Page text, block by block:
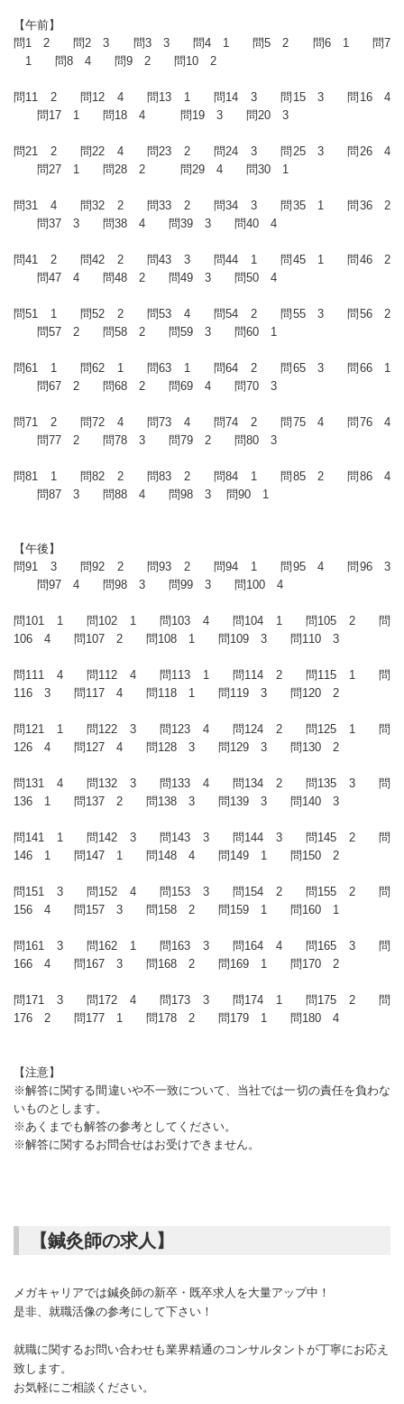
【午前】
問1 2 問2 3 問3 3 問4 1 問5 2 問6 1 問7
1 問8 4 問9 2 問10 2
問11 2 問12 4 問13 1 問14 3 問15 3 問16 4
問17 1 問18 4 問19 3 問20 3
問21 2 問22 4 問23 2 問24 3 問25 3 問26 4
問27 1 問28 2 問29 4 問30 1
問31 4 問32 2 問33 2 問34 3 問35 1 問36 2
問37 3 問38 4 問39 3 問40 4
問41 2 問42 2 問43 3 問44 1 問45 1 問46 2
問47 4 問48 2 問49 3 問50 4
問51 1 問52 2 問53 4 問54 2 問55 3 問56 2
問57 2 問58 2 問59 3 問60 1
問61 1 問62 1 問63 1 問64 2 問65 3 問66 1
問67 2 問68 2 問69 4 問70 3
問71 2 問72 4 問73 4 問74 2 問75 4 問76 4
問77 2 問78 3 問79 2 問80 3
問81 1 問82 2 問83 2 問84 1 問85 2 問86 4
問87 3 問88 4 問98 3 問90 1
【午後】
問91 3 問92 2 問93 2 問94 1 問95 4 問96 3
問97 4 問98 3 問99 3 問100 4
問101 1 問102 1 問103 4 問104 1 問105 2 問
106 4 問107 2 問108 1 問109 3 問110 3
問111 4 問112 4 問113 1 問114 2 問115 1 問
116 3 問117 4 問118 1 問119 3 問120 2
問121 1 問122 3 問123 4 問124 2 問125 1 問
126 4 問127 4 問128 3 問129 3 問130 2
問131 4 問132 3 問133 4 問134 2 問135 3 問
136 1 問137 2 問138 3 問139 3 問140 3
問141 1 問142 3 問143 3 問144 3 問145 2 問
146 1 問147 1 問148 4 問149 1 問150 2
問151 3 問152 4 問153 3 問154 2 問155 2 問
156 4 問157 3 問158 2 問159 1 問160 1
問161 3 問162 1 問163 3 問164 4 問165 3 問
166 4 問167 3 問168 2 問169 1 問170 2
問171 3 問172 4 問173 3 問174 1 問175 2 問
176 2 問177 1 問178 2 問179 1 問180 4
【注意】
※解答に関する間違いや不一致について、当社では一切の責任を負わな
いものとします。
※あくまでも解答の参考としてください。
※解答に関するお問合せはお受けできません。
【鍼灸師の求人】
メガキャリアでは鍼灸師の新卒・既卒求人を大量アップ中！
是非、就職活像の参考にして下さい！
就職に関するお問い合わせも業界精通のコンサルタントが丁寧にお応え
致します。
お気軽にご相談ください。